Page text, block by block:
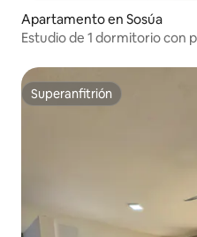
Apartamento en Sosúa
Estudio de 1 dormitorio con
Superanfitrión
Superanfitrión